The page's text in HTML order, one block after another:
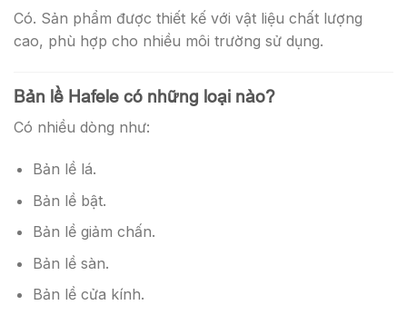
Có. Sản phẩm được thiết kế với vật liệu chất lượng
cao, phù hợp cho nhiều môi trường sử dụng.
Bản lề Hafele có những loại nào?
Có nhiều dòng như:
Bản lề lá.
Bản lề bật.
Bản lề giảm chấn.
Bản lề sàn.
Bản lề cửa kính.